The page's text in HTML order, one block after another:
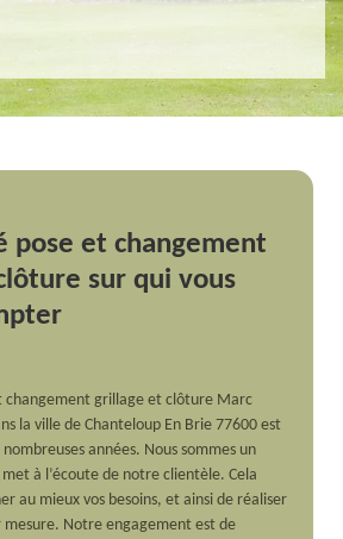
pose et changement
sur qui vous
changement grillage et clôture Marc
la ville de Chanteloup En Brie 77600 est
années. Nous sommes un
à l’écoute de notre clientèle. Cela
au mieux vos besoins, et ainsi de réaliser
mesure. Notre engagement est de